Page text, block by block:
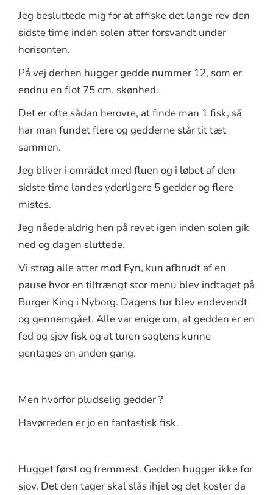
Jeg besluttede mig for at affiske det lange rev den
sidste time inden solen atter forsvandt under
horisonten.
På vej derhen hugger gedde nummer 12, som er
endnu en flot 75 cm. skønhed.
Det er ofte sådan herovre, at finde man 1 fisk, så
har man fundet flere og gedderne står tit tæt
sammen.
Jeg bliver i området med fluen og i løbet af den
sidste time landes yderligere 5 gedder og flere
mistes.
Jeg nåede aldrig hen på revet igen inden solen gik
ned og dagen sluttede.
Vi strøg alle atter mod Fyn, kun afbrudt af en
pause hvor en tiltrængt stor menu blev indtaget på
Burger King i Nyborg. Dagens tur blev endevendt
og gennemgået. Alle var enige om, at gedden er en
fed og sjov fisk og at turen sagtens kunne
gentages en anden gang.
Men hvorfor pludselig gedder ?
Havørreden er jo en fantastisk fisk.
Hugget først og fremmest. Gedden hugger ikke for
sjov. Det den tager skal slås ihjel og det koster da